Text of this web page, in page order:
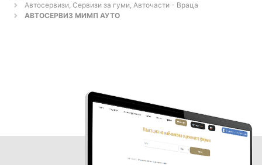
Автосервизи, Сервизи за гуми, Авточасти - Враца
АВТОСЕРВИЗ МИМП АУТО